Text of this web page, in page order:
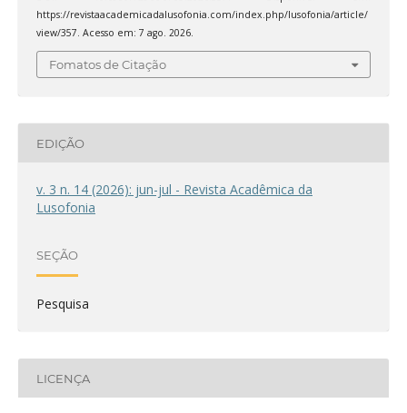
https://revistaacademicadalusofonia.com/index.php/lusofonia/article/
view/357. Acesso em: 7 ago. 2026.
Fomatos de Citação
EDIÇÃO
v. 3 n. 14 (2026): jun-jul - Revista Acadêmica da
Lusofonia
SEÇÃO
Pesquisa
LICENÇA